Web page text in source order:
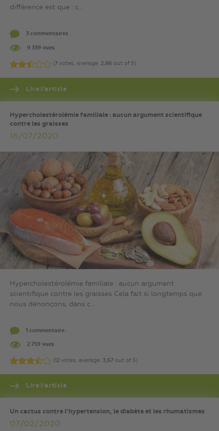
différence est que : c...
3 commentaires .
9 339 vues
(7 votes, average: 2,86 out of 5)
Lire l’article
Hypercholestérolémie familiale : aucun argument scientifique
contre les graisses
16/07/2020
Hypercholestérolémie familiale : aucun argument
scientifique contre les graisses Cela fait si longtemps que
nous dénonçons, dans c...
1 commentaire .
2 759 vues
(12 votes, average: 3,67 out of 5)
Lire l’article
Un cactus contre l’hypertension, le diabète et les rhumatismes
07/02/2020